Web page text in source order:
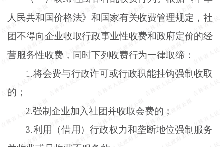
人民共和国价格法》和国家有关收费管理规定，社
团不得向企业收取行政事业性收费和政府定价的经
营服务性收费，同时下列收费行为一律取缔：
1.将会费与行政许可或行政职能挂钩强制收取
的；
2.强制企业加入社团并收取会费的；
3.利用（借用）行政权力和垄断地位强制服务